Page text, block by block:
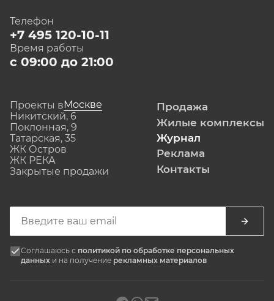
Телефон
+7 495 120-10-11
Время работы
с 09:00 до 21:00
Проекты вМоскве
Никитский, 6
Поклонная, 9
Татарская, 35
ЖК Остров
ЖК РЕКА
Закрытые продажи
Продажа
Жилые комплексы
Журнал
Реклама
Контакты
Соглашаюсь с политикой по обработке персональных
данных и на получение рекламных материалов